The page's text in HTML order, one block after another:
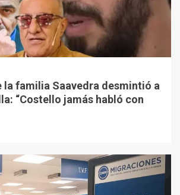
la familia Saavedra desmintió a
“Costello jamás habló con